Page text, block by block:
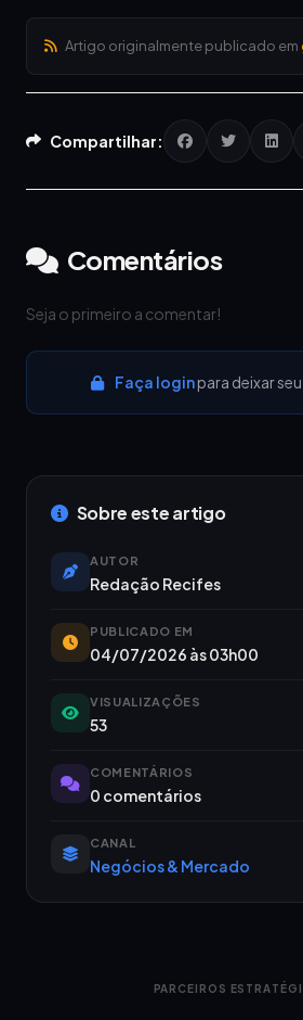
Artigo originalmente publicado em
Compartilhar:
Comentários
Seja o primeiro a comentar!
Faça loginpara deixar
Sobre este artigo
AUTOR
Redação Recifes
PUBLICADO EM
04/07/2026 às 03h00
VISUALIZAÇÕES
53
COMENTÁRIOS
0 comentários
CANAL
Negócios & Mercado
PARCEIROS